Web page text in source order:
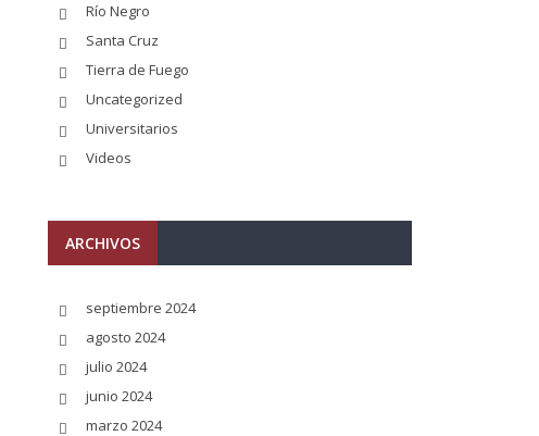
Río Negro
Santa Cruz
Tierra de Fuego
Uncategorized
Universitarios
Videos
ARCHIVOS
septiembre 2024
agosto 2024
julio 2024
junio 2024
marzo 2024